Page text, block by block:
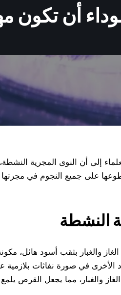
أن تكون
إلى أن النوى المجرية
على جميع النجوم في مجرتها
النشطة
والغبار بثقب أسود هائل،
الأخرى في صورة نفاثات
الغاز والغبار، مما يجعل